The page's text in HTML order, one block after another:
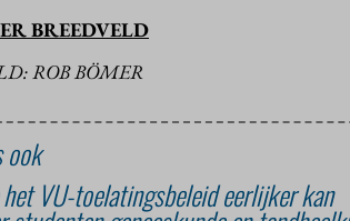
BREEDVELD
ROB BÖMER
ook
VU-toelatingsbeleid eerlijker kan